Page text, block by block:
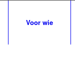
Voor wie